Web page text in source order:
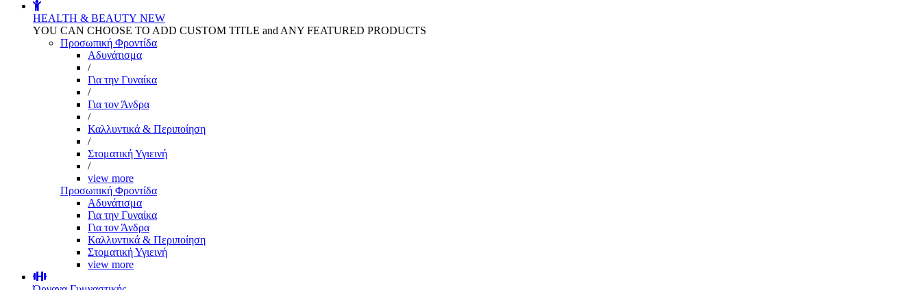
HEALTH & BEAUTY NEW
YOU CAN CHOOSE TO ADD CUSTOM TITLE and ANY FEATURED PRODUCTS
Προσωπική Φροντίδα
Αδυνάτισμα
/
Για την Γυναίκα
/
Για τον Άνδρα
/
Καλλυντικά & Περιποίηση
/
Στοματική Υγιεινή
/
view more
Προσωπική Φροντίδα
Αδυνάτισμα
Για την Γυναίκα
Για τον Άνδρα
Καλλυντικά & Περιποίηση
Στοματική Υγιεινή
view more